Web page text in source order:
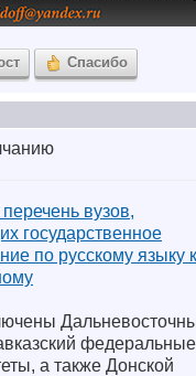
Спасибо
вузов,
государственное
по русскому языку
федеральные
а также Донской